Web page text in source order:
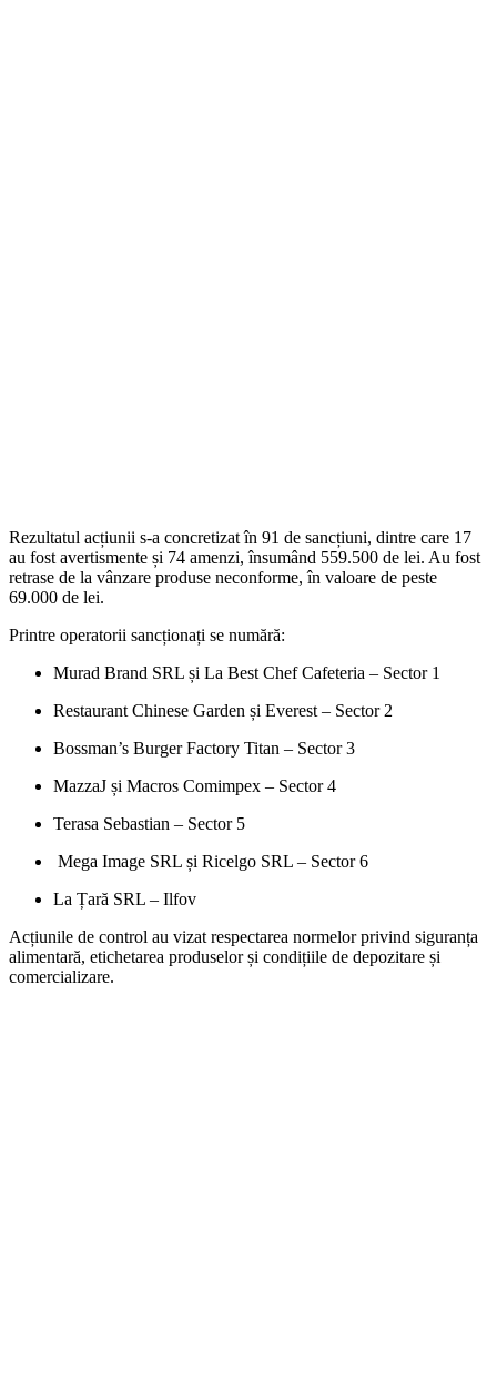
Rezultatul acțiunii s-a concretizat în 91 de sancțiuni, dintre care 17
au fost avertismente și 74 amenzi, însumând 559.500 de lei. Au fost
retrase de la vânzare produse neconforme, în valoare de peste
69.000 de lei.
Printre operatorii sancționați se numără:
Murad Brand SRL și La Best Chef Cafeteria – Sector 1
Restaurant Chinese Garden și Everest – Sector 2
Bossman’s Burger Factory Titan – Sector 3
MazzaJ și Macros Comimpex – Sector 4
Terasa Sebastian – Sector 5
Mega Image SRL și Ricelgo SRL – Sector 6
La Țară SRL – Ilfov
Acțiunile de control au vizat respectarea normelor privind siguranța
alimentară, etichetarea produselor și condițiile de depozitare și
comercializare.